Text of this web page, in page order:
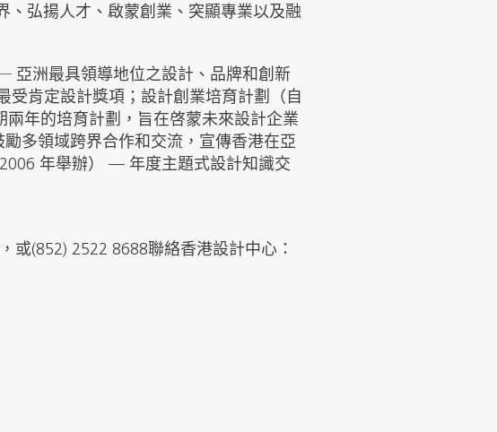
、弘揚人才、啟蒙創業、突顯專業以及融
亞洲最具領導地位之設計、品牌和創新
肯定設計獎項；設計創業培育計劃（自
年的培育計劃，旨在啓蒙未來設計企業
勵多領域跨界合作和交流，宣傳香港在亞
年舉辦） — 年度主題式設計知識交
或(852) 2522 8688聯絡香港設計中心：